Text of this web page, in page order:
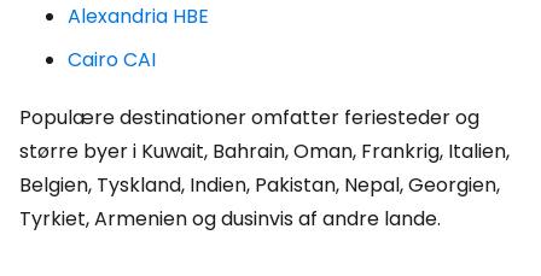
Alexandria HBE
Cairo CAI
Populære destinationer omfatter feriesteder og
større byer i Kuwait, Bahrain, Oman, Frankrig, Italien,
Belgien, Tyskland, Indien, Pakistan, Nepal, Georgien,
Tyrkiet, Armenien og dusinvis af andre lande.